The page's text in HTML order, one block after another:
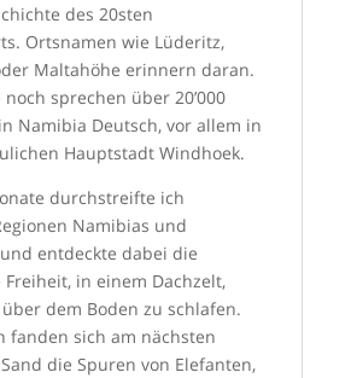
des 20sten
Ortsnamen wie Lüderitz,
Maltahöhe erinnern daran.
sprechen über 20’000
Namibia Deutsch, vor allem in
Hauptstadt Windhoek.
durchstreifte ich
Namibias und
entdeckte dabei die
in einem Dachzelt,
dem Boden zu schlafen.
fanden sich am nächsten
die Spuren von Elefanten,